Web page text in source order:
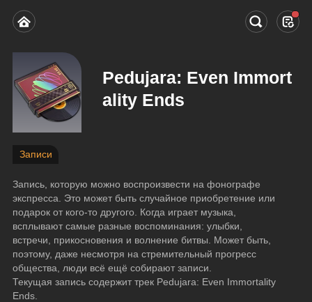
Pedujara: Even Immort
ality Ends
Записи
Запись, которую можно воспроизвести на фонографе
экспресса. Это может быть случайное приобретение или
подарок от кого-то другого. Когда играет музыка,
всплывают самые разные воспоминания: улыбки,
встречи, прикосновения и волнение битвы. Может быть,
поэтому, даже несмотря на стремительный прогресс
общества, люди всё ещё собирают записи.
Текущая запись содержит трек Pedujara: Even Immortality
Ends.